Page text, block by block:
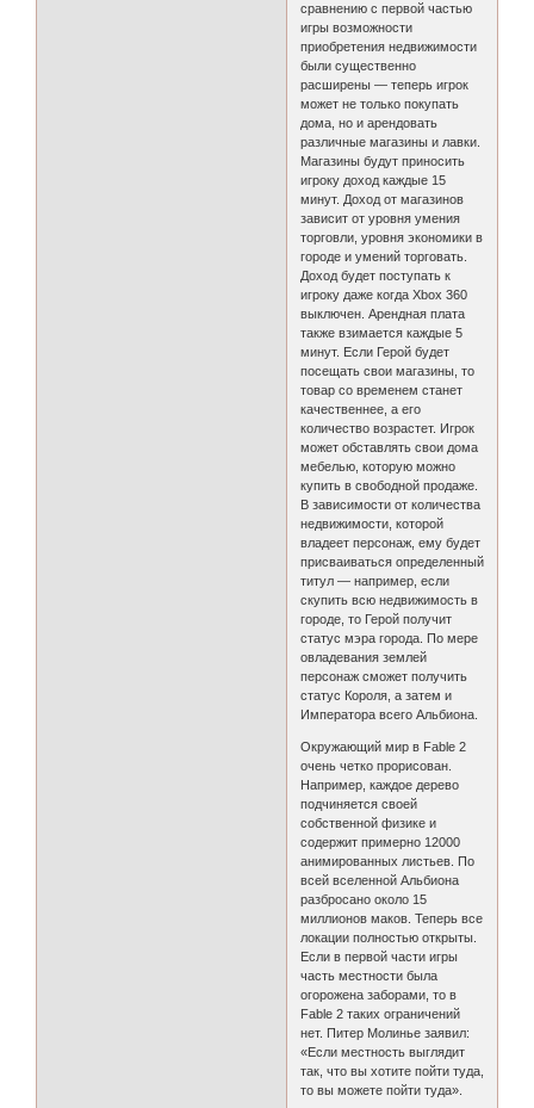
сравнению с первой частью
игры возможности
приобретения недвижимости
были существенно
расширены — теперь игрок
может не только покупать
дома, но и арендовать
различные магазины и лавки.
Магазины будут приносить
игроку доход каждые 15
минут. Доход от магазинов
зависит от уровня умения
торговли, уровня экономики в
городе и умений торговать.
Доход будет поступать к
игроку даже когда Xbox 360
выключен. Арендная плата
также взимается каждые 5
минут. Если Герой будет
посещать свои магазины, то
товар со временем станет
качественнее, а его
количество возрастет. Игрок
может обставлять свои дома
мебелью, которую можно
купить в свободной продаже.
В зависимости от количества
недвижимости, которой
владеет персонаж, ему будет
присваиваться определенный
титул — например, если
скупить всю недвижимость в
городе, то Герой получит
статус мэра города. По мере
овладевания землей
персонаж сможет получить
статус Короля, а затем и
Императора всего Альбиона.
Окружающий мир в Fable 2
очень четко прорисован.
Например, каждое дерево
подчиняется своей
собственной физике и
содержит примерно 12000
анимированных листьев. По
всей вселенной Альбиона
разбросано около 15
миллионов маков. Теперь все
локации полностью открыты.
Если в первой части игры
часть местности была
огорожена заборами, то в
Fable 2 таких ограничений
нет. Питер Молинье заявил:
«Если местность выглядит
так, что вы хотите пойти туда,
то вы можете пойти туда».